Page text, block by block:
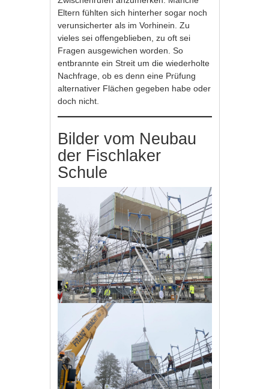
Eltern fühlten sich hinterher sogar noch
verunsicherter als im Vorhinein. Zu
vieles sei offengeblieben, zu oft sei
Fragen ausgewichen worden. So
entbrannte ein Streit um die wiederholte
Nachfrage, ob es denn eine Prüfung
alternativer Flächen gegeben habe oder
doch nicht.
Bilder vom Neubau
der Fischlaker
Schule